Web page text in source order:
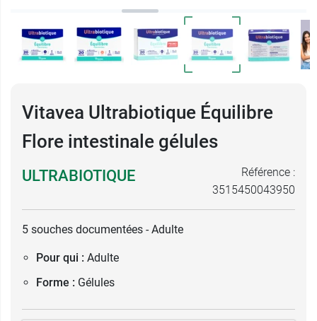
Vitavea Ultrabiotique Équilibre
Flore intestinale gélules
ULTRABIOTIQUE
Référence :
3515450043950
5 souches documentées - Adulte
Pour qui : Adulte
Forme : Gélules